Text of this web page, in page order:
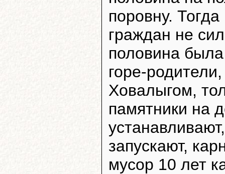
поровну.
граждан не
половина была
горе-
Ховалыгом,
памятники на
запускают,
мусор 10 лет